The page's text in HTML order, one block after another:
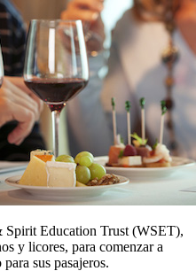
Spirit Education Trust (WSET),
y licores, para comenzar a
sus pasajeros.